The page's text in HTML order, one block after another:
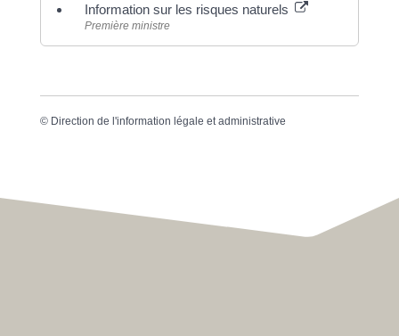
Information sur les risques naturels
Première ministre
© Direction de l'information légale et administrative